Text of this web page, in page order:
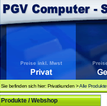
Sie befinden sich hier: Privatkunden >Alle Produkte
Produkte / Webshop